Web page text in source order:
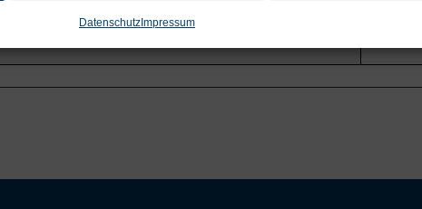
DatenschutzImpressum
darf sie ebenfalls